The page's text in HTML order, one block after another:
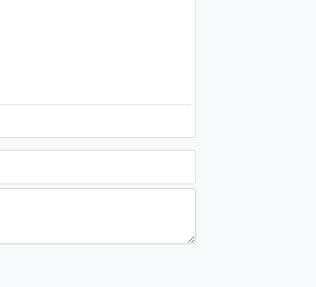
หิน เหล็ก ไฟ - ค้างคาวไฟ
1.3K - 7 years ago